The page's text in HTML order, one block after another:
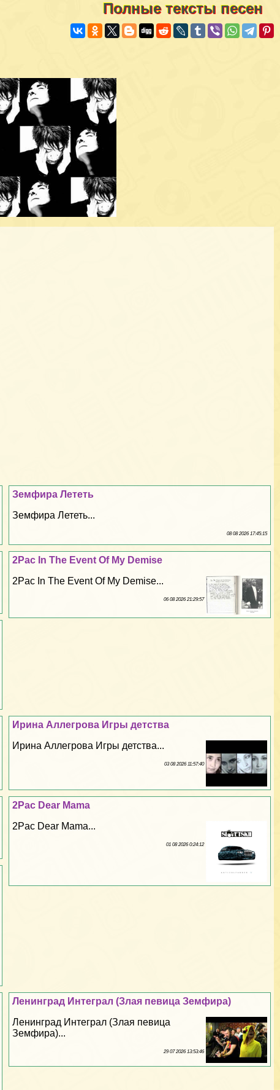
Полные тексты песен
Земфира Лететь
Земфира Лететь...
08 08 2026 17:45:15
2Pac In The Event Of My Demise
2Pac In The Event Of My Demise...
06 08 2026 21:29:57
Ирина Аллегрова Игры детства
Ирина Аллегрова Игры детства...
03 08 2026 11:57:40
2Pac Dear Mama
2Pac Dear Mama...
01 08 2026 0:24:12
Ленинград Интеграл (Злая певица Земфира)
Ленинград Интеграл (Злая певица
Земфира)...
29 07 2026 13:53:46